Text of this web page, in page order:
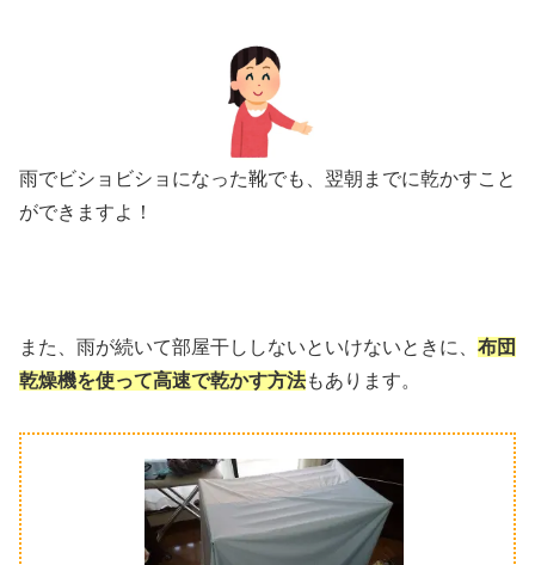
雨でビショビショになった靴でも、翌朝までに乾かすこと
ができますよ！
また、雨が続いて部屋干ししないといけないときに、 布団
乾燥機を使って高速で乾かす方法もあります。